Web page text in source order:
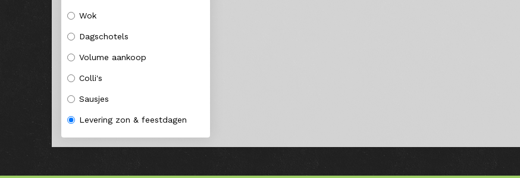
Wok
Dagschotels
Volume aankoop
Colli's
Sausjes
Levering zon & feestdagen